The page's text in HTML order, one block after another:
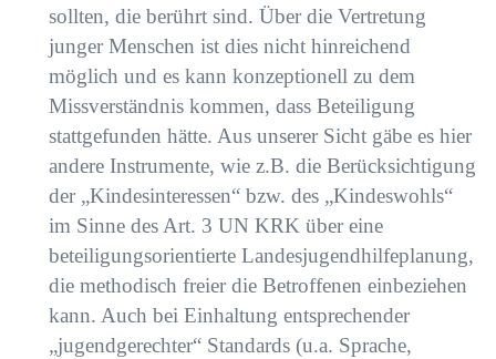
sollten, die berührt sind. Über die Vertretung
junger Menschen ist dies nicht hinreichend
möglich und es kann konzeptionell zu dem
Missverständnis kommen, dass Beteiligung
stattgefunden hätte. Aus unserer Sicht gäbe es hier
andere Instrumente, wie z.B. die Berücksichtigung
der „Kindesinteressen“ bzw. des „Kindeswohls“
im Sinne des Art. 3 UN KRK über eine
beteiligungsorientierte Landesjugendhilfeplanung,
die methodisch freier die Betroffenen einbeziehen
kann. Auch bei Einhaltung entsprechender
„jugendgerechter“ Standards (u.a. Sprache,